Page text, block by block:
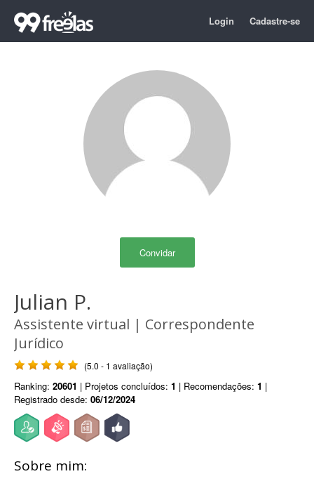
Login Cadastre-se
Convidar
Julian P.
Assistente virtual | Correspondente
Jurídico
(5.0 - 1 avaliação)
Ranking: 20601 | Projetos concluídos: 1 | Recomendações: 1 |
Registrado desde: 06/12/2024
Sobre mim: